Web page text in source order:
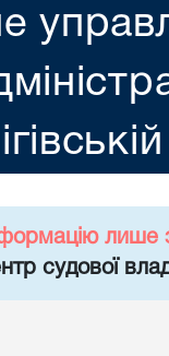
лише
судової